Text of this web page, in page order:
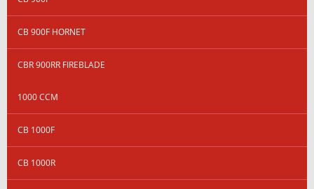
CB 900F HORNET
CBR 900RR FIREBLADE
1000 CCM
CB 1000F
CB 1000R